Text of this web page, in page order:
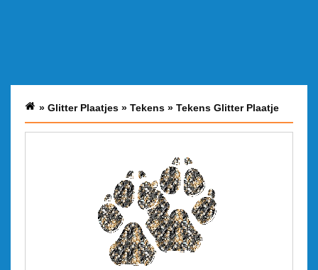
» Glitter Plaatjes » Tekens » Tekens Glitter Plaatje